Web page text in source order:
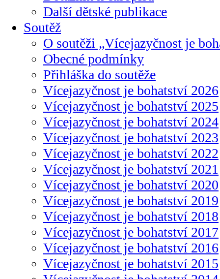
Další dětské publikace
Soutěž
O soutěži „Vícejazyčnost je
Obecné podmínky
Přihláška do soutěže
Vícejazyčnost je bohatství 2026
Vícejazyčnost je bohatství 2025
Vícejazyčnost je bohatství 2024
Vícejazyčnost je bohatství 2023
Vícejazyčnost je bohatství 2022
Vícejazyčnost je bohatství 2021
Vícejazyčnost je bohatství 2020
Vícejazyčnost je bohatství 2019
Vícejazyčnost je bohatství 2018
Vícejazyčnost je bohatství 2017
Vícejazyčnost je bohatství 2016
Vícejazyčnost je bohatství 2015